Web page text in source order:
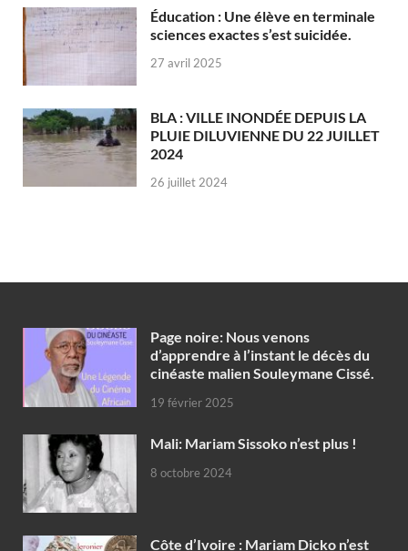
Éducation : Une élève en terminale
sciences exactes s’est suicidée.
27 avril 2025
BLA : VILLE INONDÉE DEPUIS LA
PLUIE DILUVIENNE DU 22 JUILLET
2024
26 juillet 2024
Page noire: Nous venons
d’apprendre à l’instant le décès du
cinéaste malien Souleymane Cissé.
19 février 2025
Mali: Mariam Sissoko n’est plus !
8 octobre 2024
Côte d’Ivoire : Mariam Dicko n’est